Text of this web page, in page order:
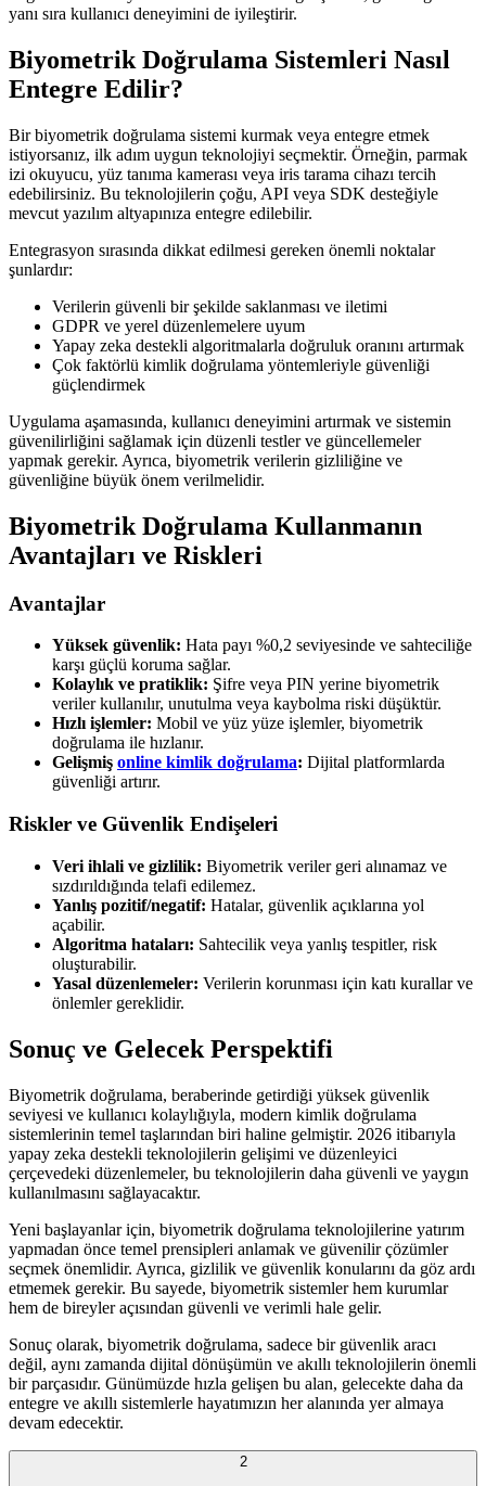
yanı sıra kullanıcı deneyimini de iyileştirir.
Biyometrik Doğrulama Sistemleri Nasıl
Entegre Edilir?
Bir biyometrik doğrulama sistemi kurmak veya entegre etmek
istiyorsanız, ilk adım uygun teknolojiyi seçmektir. Örneğin, parmak
izi okuyucu, yüz tanıma kamerası veya iris tarama cihazı tercih
edebilirsiniz. Bu teknolojilerin çoğu, API veya SDK desteğiyle
mevcut yazılım altyapınıza entegre edilebilir.
Entegrasyon sırasında dikkat edilmesi gereken önemli noktalar
şunlardır:
Verilerin güvenli bir şekilde saklanması ve iletimi
GDPR ve yerel düzenlemelere uyum
Yapay zeka destekli algoritmalarla doğruluk oranını artırmak
Çok faktörlü kimlik doğrulama yöntemleriyle güvenliği
güçlendirmek
Uygulama aşamasında, kullanıcı deneyimini artırmak ve sistemin
güvenilirliğini sağlamak için düzenli testler ve güncellemeler
yapmak gerekir. Ayrıca, biyometrik verilerin gizliliğine ve
güvenliğine büyük önem verilmelidir.
Biyometrik Doğrulama Kullanmanın
Avantajları ve Riskleri
Avantajlar
Yüksek güvenlik: Hata payı %0,2 seviyesinde ve sahteciliğe
karşı güçlü koruma sağlar.
Kolaylık ve pratiklik: Şifre veya PIN yerine biyometrik
veriler kullanılır, unutulma veya kaybolma riski düşüktür.
Hızlı işlemler: Mobil ve yüz yüze işlemler, biyometrik
doğrulama ile hızlanır.
Gelişmiş online kimlik doğrulama: Dijital platformlarda
güvenliği artırır.
Riskler ve Güvenlik Endişeleri
Veri ihlali ve gizlilik: Biyometrik veriler geri alınamaz ve
sızdırıldığında telafi edilemez.
Yanlış pozitif/negatif: Hatalar, güvenlik açıklarına yol
açabilir.
Algoritma hataları: Sahtecilik veya yanlış tespitler, risk
oluşturabilir.
Yasal düzenlemeler: Verilerin korunması için katı kurallar ve
önlemler gereklidir.
Sonuç ve Gelecek Perspektifi
Biyometrik doğrulama, beraberinde getirdiği yüksek güvenlik
seviyesi ve kullanıcı kolaylığıyla, modern kimlik doğrulama
sistemlerinin temel taşlarından biri haline gelmiştir. 2026 itibarıyla
yapay zeka destekli teknolojilerin gelişimi ve düzenleyici
çerçevedeki düzenlemeler, bu teknolojilerin daha güvenli ve yaygın
kullanılmasını sağlayacaktır.
Yeni başlayanlar için, biyometrik doğrulama teknolojilerine yatırım
yapmadan önce temel prensipleri anlamak ve güvenilir çözümler
seçmek önemlidir. Ayrıca, gizlilik ve güvenlik konularını da göz ardı
etmemek gerekir. Bu sayede, biyometrik sistemler hem kurumlar
hem de bireyler açısından güvenli ve verimli hale gelir.
Sonuç olarak, biyometrik doğrulama, sadece bir güvenlik aracı
değil, aynı zamanda dijital dönüşümün ve akıllı teknolojilerin önemli
bir parçasıdır. Günümüzde hızla gelişen bu alan, gelecekte daha da
entegre ve akıllı sistemlerle hayatımızın her alanında yer almaya
devam edecektir.
2